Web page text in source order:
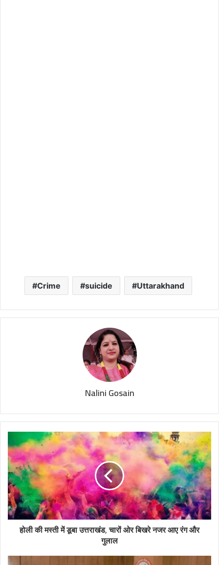
Crime suicide Uttarakhand
Nalini Gosain
होली की मस्ती में डूबा उत्तराखंड, चारों ओर बिखरे नजर आए रंग और
गुलाल